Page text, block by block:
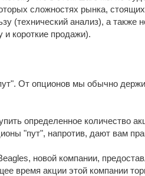
сложностях рынка,
(технический анализ), а также
и короткие продажи).
От опционов мы обычно
определенное количество
"пут", напротив, дают вам
новой компании,
время акции этой компании